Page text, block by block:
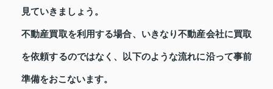
見ていきましょう。
不動産買取を利用する場合、いきなり不動産会社に買取
を依頼するのではなく、以下のような流れに沿って事前
準備をおこないます。